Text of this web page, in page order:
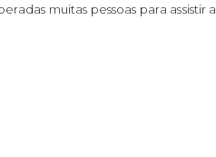
muitas pessoas para